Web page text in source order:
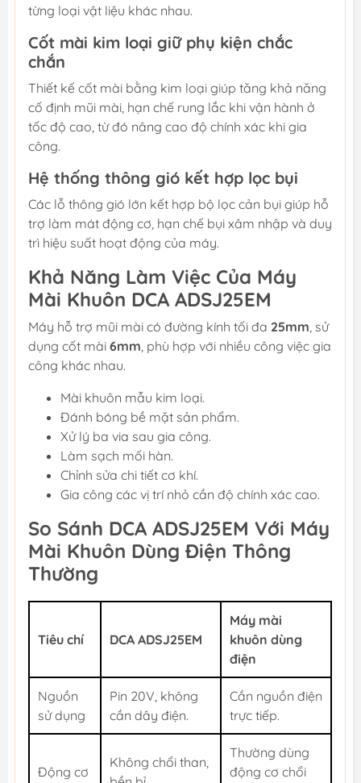
từng loại vật liệu khác nhau.
Cốt mài kim loại giữ phụ kiện chắc
chắn
Thiết kế cốt mài bằng kim loại giúp tăng khả năng
cố định mũi mài, hạn chế rung lắc khi vận hành ở
tốc độ cao, từ đó nâng cao độ chính xác khi gia
công.
Hệ thống thông gió kết hợp lọc bụi
Các lỗ thông gió lớn kết hợp bộ lọc cản bụi giúp hỗ
trợ làm mát động cơ, hạn chế bụi xâm nhập và duy
trì hiệu suất hoạt động của máy.
Khả Năng Làm Việc Của Máy
Mài Khuôn DCA ADSJ25EM
Máy hỗ trợ mũi mài có đường kính tối đa 25mm , sử
dụng cốt mài 6mm , phù hợp với nhiều công việc gia
công khác nhau.
Mài khuôn mẫu kim loại.
Đánh bóng bề mặt sản phẩm.
Xử lý ba via sau gia công.
Làm sạch mối hàn.
Chỉnh sửa chi tiết cơ khí.
Gia công các vị trí nhỏ cần độ chính xác cao.
So Sánh DCA ADSJ25EM Với Máy
Mài Khuôn Dùng Điện Thông
Thường
Tiêu chí DCA ADSJ25EM
Máy mài
khuôn dùng
điện
Nguồn
sử dụng
Pin 20V, không
cần dây điện.
Cần nguồn điện
trực tiếp.
Động cơ
Không chổi than,
Thường dùng
động cơ chổi